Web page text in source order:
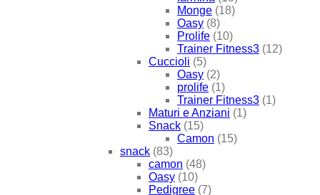
Monge (18)
Oasy (8)
Prolife (10)
Trainer Fitness3 (12)
Cuccioli (5)
Oasy (2)
prolife (1)
Trainer Fitness3 (1)
Maturi e Anziani (1)
Snack (15)
Camon (15)
snack (83)
camon (48)
Oasy (10)
Pedigree (7)